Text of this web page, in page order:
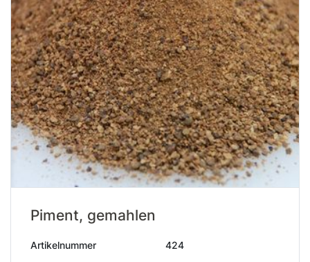
Piment, gemahlen
Artikelnummer 424